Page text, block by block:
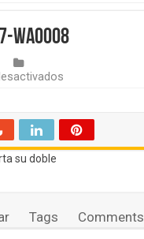
WA0008
WA0008
su doble
Tags Comments